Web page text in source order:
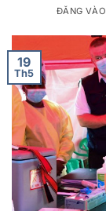
ĐĂNG VÀO
19
Th5